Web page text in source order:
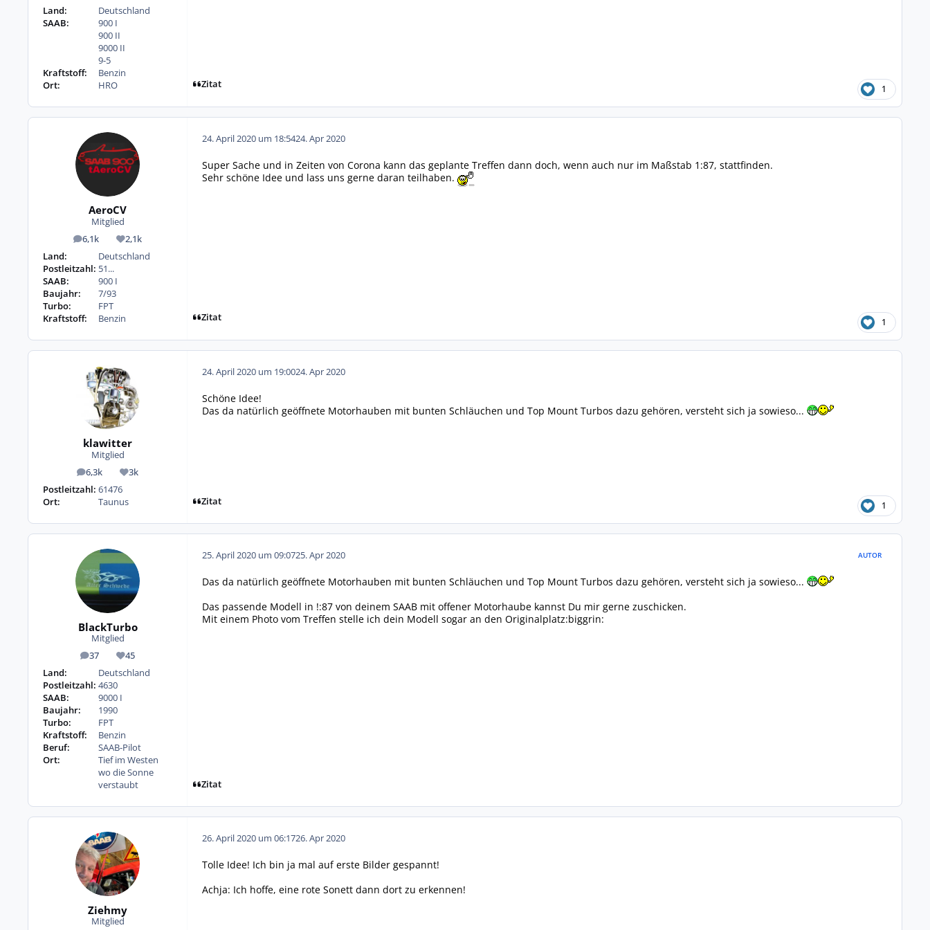
Land:
Deutschland
SAAB:
900 I
900 II
9000 II
9-5
Kraftstoff:
Benzin
Ort:
HRO Zitat 1
AeroCV
Mitglied
6,1k
Beiträge 2,1k
Reputation
Land:
Deutschland
Postleitzahl: 51...
SAAB:
900 I
Baujahr:
7/93
Turbo:
FPT
Kraftstoff:
Benzin
24. April 2020 um 18:5424. Apr 2020
Super Sache und in Zeiten von Corona kann das geplante Treffen dann doch, wenn auch nur im Maßstab 1:87, stattfinden.
Sehr schöne Idee und lass uns gerne daran teilhaben.
Zitat 1
klawitter
Mitglied
6,3k
Beiträge 3k
Reputation
Postleitzahl: 61476
Ort:
Taunus
24. April 2020 um 19:0024. Apr 2020
Schöne Idee!
Das da natürlich geöffnete Motorhauben mit bunten Schläuchen und Top Mount Turbos dazu gehören, versteht sich ja sowieso...
Zitat 1
BlackTurbo
Mitglied
37
Beiträge 45
Reputation
Land:
Deutschland
Postleitzahl: 4630
SAAB:
9000 I
Baujahr:
1990
Turbo:
FPT
Kraftstoff:
Benzin
Beruf:
SAAB-Pilot
Ort:
Tief im Westen
wo die Sonne
verstaubt
25. April 2020 um 09:0725. Apr 2020 AUTOR
Das da natürlich geöffnete Motorhauben mit bunten Schläuchen und Top Mount Turbos dazu gehören, versteht sich ja sowieso...
Das passende Modell in !:87 von deinem SAAB mit offener Motorhaube kannst Du mir gerne zuschicken.
Mit einem Photo vom Treffen stelle ich dein Modell sogar an den Originalplatz:biggrin:
Zitat
Ziehmy
Mitglied
26. April 2020 um 06:1726. Apr 2020
Tolle Idee! Ich bin ja mal auf erste Bilder gespannt!
Achja: Ich hoffe, eine rote Sonett dann dort zu erkennen!